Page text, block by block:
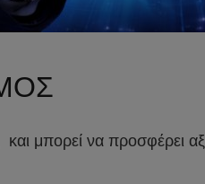
και μπορεί να προσφέρει